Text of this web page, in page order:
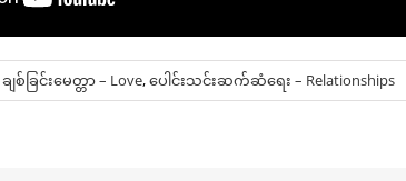
ချစ်ခြင်းမေတ္တာ – Love,ပေါင်းသင်းဆက်ဆံရေး – Relationships